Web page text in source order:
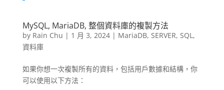
MySQL, MariaDB, 整個資料庫的複製方法
by Rain Chu | 1 月 3, 2024| MariaDB, SERVER, SQL,
資料庫
如果你想一次複製所有的資料，包括用戶數據和結構，你
可以使用以下方法：